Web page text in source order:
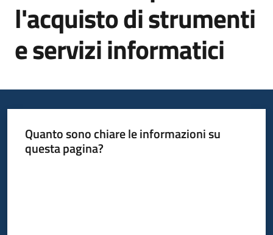
Informazioni
Newsletter
l'acquisto di strumenti
e servizi informatici
Quanto sono chiare le informazioni su
questa pagina?